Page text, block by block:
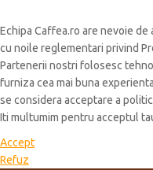
Echipa Caffea.ro are nevoie
cu noile reglementari privind
Partenerii nostri folosesc
furniza cea mai buna
se considera acceptare a
Iti multumim pentru acceptul
Accept
Refuz